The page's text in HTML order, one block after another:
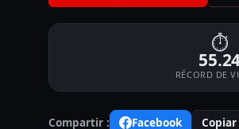
⏱
RÉCORD DE
Compartir : Facebook